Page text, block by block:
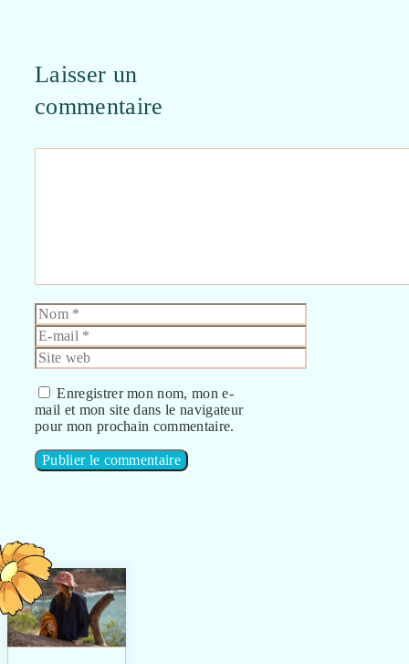
Laisser un
commentaire
Nom
E-
mail
Site
web
Enregistrer mon nom, mon e-
mail et mon site dans le navigateur
pour mon prochain commentaire.